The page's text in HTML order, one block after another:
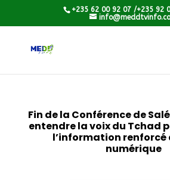
+235 62 00 92 07 /+235 92
Fin de la Conférence de
entendre la voix du Tchad
l’information renforcé
numérique